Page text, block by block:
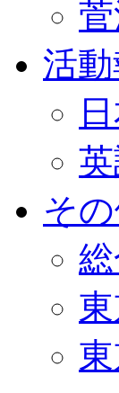
活
そ